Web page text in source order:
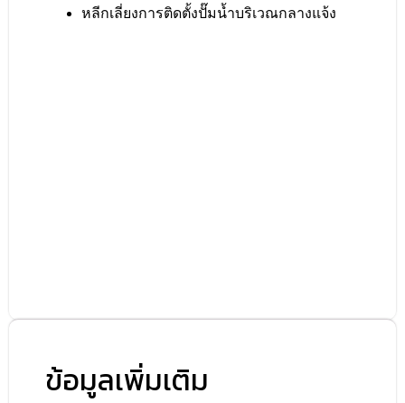
หลีกเลี่ยงการติดตั้งปั๊มน้ำบริเวณกลางแจ้ง
ข้อมูลเพิ่มเติม